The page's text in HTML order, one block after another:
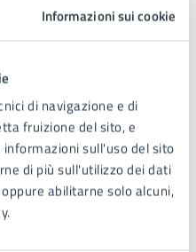
Informazioni sui cookie
di navigazione e di
fruizione del sito, e
sull'uso del sito
di più sull'utilizzo dei dati
abilitarne solo alcuni,
(e sempre) Giornata
della violenza
331.79 kB)